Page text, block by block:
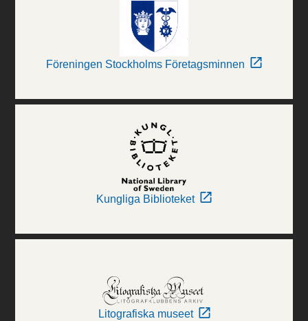
Föreningen Stockholms Företagsminnen
Kungliga Biblioteket
Litografiska museet